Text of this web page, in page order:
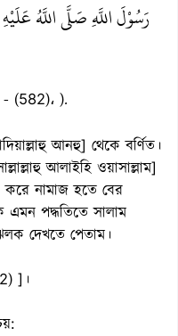
رَسُوْلَ اللَّهِ صَلَّى اللَّهُ
199 -
আনহু] থেকে বর্ণিত।
আলাইহি ওয়াসাল্লাম]
করে নামাজ হতে বের
এমন পদ্ধতিতে সালাম
দেখতে পেতাম।
]।